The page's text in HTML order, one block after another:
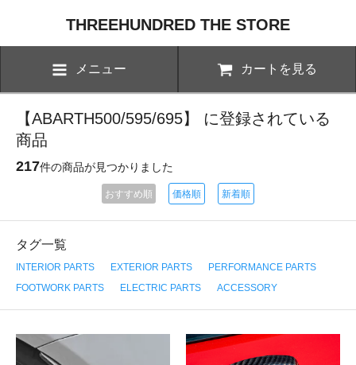
THREEHUNDRED THE STORE
メニュー カートを見る
【ABARTH500/595/695】 に登録されている
商品
217件の商品が見つかりました
おすすめ順 価格順 新着順
タグ一覧
INTERIOR PARTS EXTERIOR PARTS
PERFORMANCE PARTS
FOOTWORK PARTS
ELECTRIC PARTS ACCESSORY